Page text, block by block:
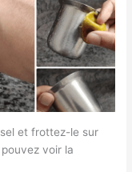
et frottez-le sur
voir la